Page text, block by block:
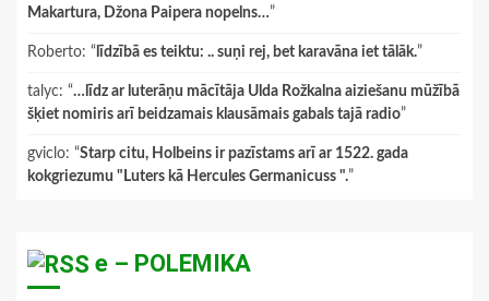
Makartura, Džona Paipera nopelns…”
Roberto: “ līdzībā es teiktu: .. suņi rej, bet karavāna iet tālāk.”
talyc: “…līdz ar luterāņu mācītāja Ulda Rožkalna aiziešanu mūžībā
šķiet nomiris arī beidzamais klausāmais gabals tajā radio”
gviclo: “Starp citu, Holbeins ir pazīstams arī ar 1522. gada
kokgriezumu "Luters kā Hercules Germanicuss ".”
e – POLEMIKA